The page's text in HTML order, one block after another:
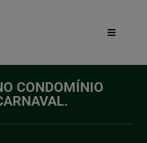
CONDOMÍNIO